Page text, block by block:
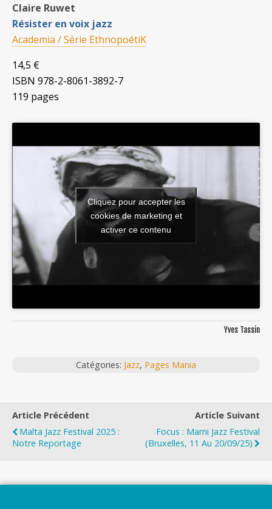
Claire Ruwet
Résister en voix jazz
Academia / Série EthnopoétiK
14,5 €
ISBN 978-2-8061-3892-7
119 pages
Cliquez pour accepter les
cookies de marketing et
activer ce contenu
Yves Tassin
Catégories: Jazz, Pages Mania
Article Précédent
Malta Jazz Festival 2025 :
Notre Reportage
Article Suivant
Focus : Marni Jazz Festival
(Bruxelles, 11 Au 20/09/25)